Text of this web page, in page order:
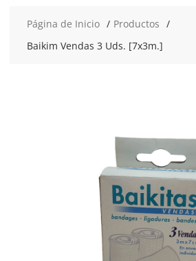
Página de Inicio
Productos
Baikim Vendas 3 Uds. [7x3m.]